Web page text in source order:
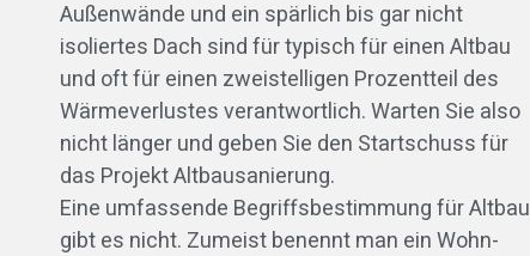
Außenwände und ein spärlich bis gar nicht
isoliertes Dach sind für typisch für einen Altbau
und oft für einen zweistelligen Prozentteil des
Wärmeverlustes verantwortlich. Warten Sie also
nicht länger und geben Sie den Startschuss für
das Projekt Altbausanierung.
Eine umfassende Begriffsbestimmung für Altbau
gibt es nicht. Zumeist benennt man ein Wohn-